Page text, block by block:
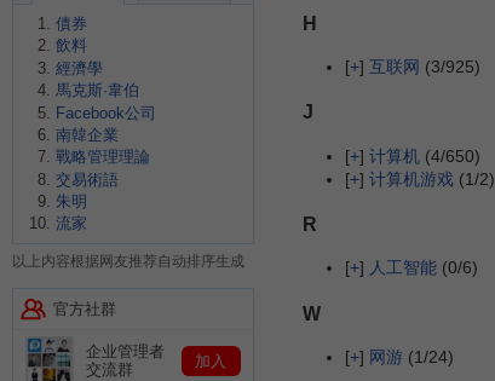
H
[+] 互联网 (3/925)
J
[+] 计算机 (4/650)
[+] 计算机游戏 (1/2)
R
[+] 人工智能 (0/6)
W
[+] 网游 (1/24)
債券
飲料
經濟學
馬克斯·韋伯
Facebook公司
南韓企業
戰略管理理論
交易術語
朱明
流家
以上内容根据网友推荐自动排序生成
官方社群
企业管理者
交流群
加入